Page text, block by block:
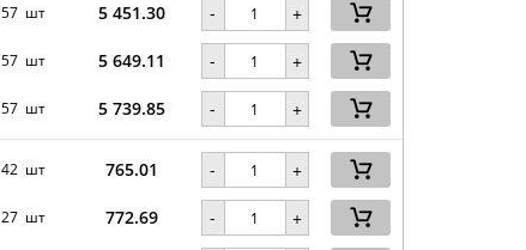
57 шт 5 451.30 - +
57 шт 5 649.11 - +
57 шт 5 739.85 - +
42 шт 765.01 - +
27 шт 772.69 - +